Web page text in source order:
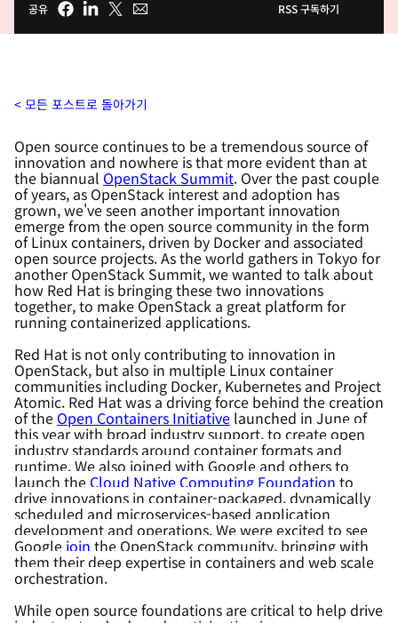
공유 RSS 구독하기
모든 포스트로 돌아가기
Open source continues to be a tremendous source of
innovation and nowhere is that more evident than at
the biannual OpenStack Summit. Over the past couple
of years, as OpenStack interest and adoption has
grown, we've seen another important innovation
emerge from the open source community in the form
of Linux containers, driven by Docker and associated
open source projects. As the world gathers in Tokyo for
another OpenStack Summit, we wanted to talk about
how Red Hat is bringing these two innovations
together, to make OpenStack a great platform for
running containerized applications.
Red Hat is not only contributing to innovation in
OpenStack, but also in multiple Linux container
communities including Docker, Kubernetes and Project
Atomic. Red Hat was a driving force behind the creation
of the Open Containers Initiative launched in June of
this year with broad industry support, to createopen
industry standards around container formats and
runtime. We also joined with Google and others to
launch the Cloud Native Computing Foundation to
drive innovations in container-packaged, dynamically
scheduled and microservices-based application
development and operations. We were excited to see
Google join the OpenStack community, bringing with
them their deep expertise in containers and web scale
orchestration.
While open source foundations are critical to help drive